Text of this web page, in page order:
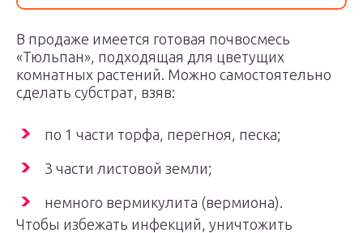
В продаже имеется готовая почвосмесь
«Тюльпан», подходящая для цветущих
комнатных растений. Можно самостоятельно
сделать субстрат, взяв:
по 1 части торфа, перегноя, песка;
3 части листовой земли;
немного вермикулита (вермиона).
Чтобы избежать инфекций, уничтожить